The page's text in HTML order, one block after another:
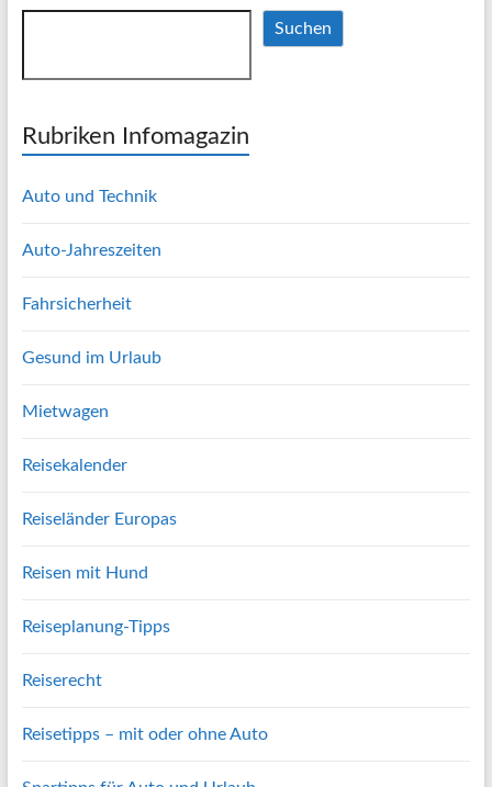
Suchen
Rubriken Infomagazin
Auto und Technik
Auto-Jahreszeiten
Fahrsicherheit
Gesund im Urlaub
Mietwagen
Reisekalender
Reiseländer Europas
Reisen mit Hund
Reiseplanung-Tipps
Reiserecht
Reisetipps – mit oder ohne Auto